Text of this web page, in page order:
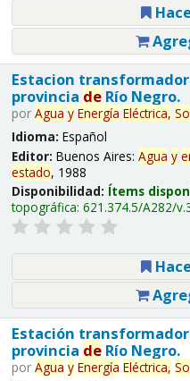
Estacion
provincia deRío Negro.
por Agua y Energía Eléctrica,
Idioma: Español
Editor: Buenos Aires: Agua y
estado, 1988
Disponibilidad: Ítems
topográfica: 621.374.5/A282/
Estación
provincia deRío Negro.
por Agua y Energía Eléctrica,